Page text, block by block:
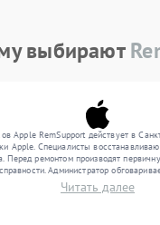
выбирают
Apple RemSupport действует в
Apple. Специалисты
Перед ремонтом производят
Администратор
Только потом техники
По окончании работ их
Читать далее